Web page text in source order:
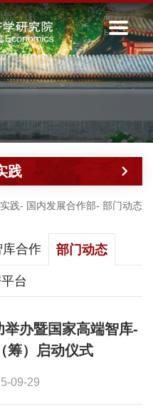
践- 国内发展合作部- 部门动态
践
库合作 部门动态
台
举办暨国家高端智库-
筹）启动仪式
09-29